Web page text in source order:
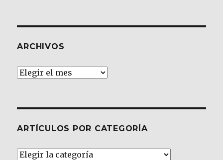
ARCHIVOS
Archivos
ARTÍCULOS POR CATEGORÍA
Artículos